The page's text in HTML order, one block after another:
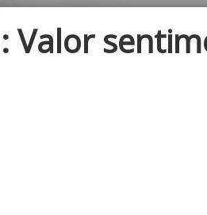
Valor